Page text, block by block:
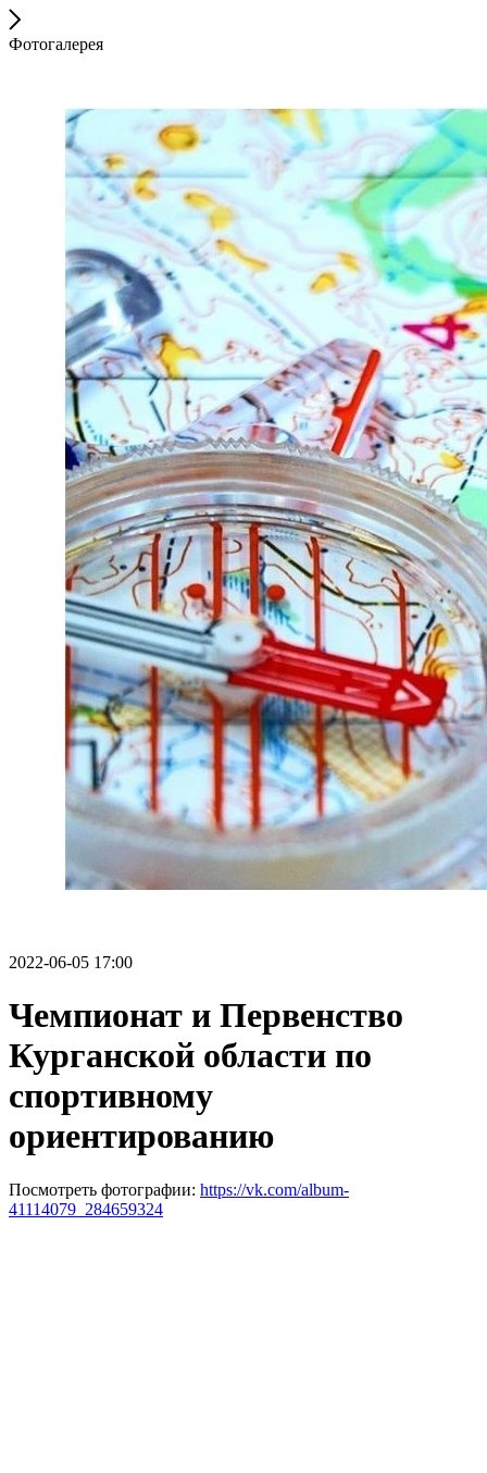
Фотогалерея
2022-06-05 17:00
Чемпионат и Первенство
Курганской области по
спортивному
ориентированию
Посмотреть фотографии: https://vk.com/album-
41114079_284659324